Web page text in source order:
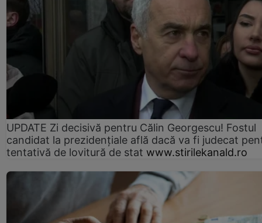
UPDATE Zi decisivă pentru Călin Georgescu! Fostul
candidat la prezidențiale află dacă va fi judecat
tentativă de lovitură de stat www.stirilekanald.ro